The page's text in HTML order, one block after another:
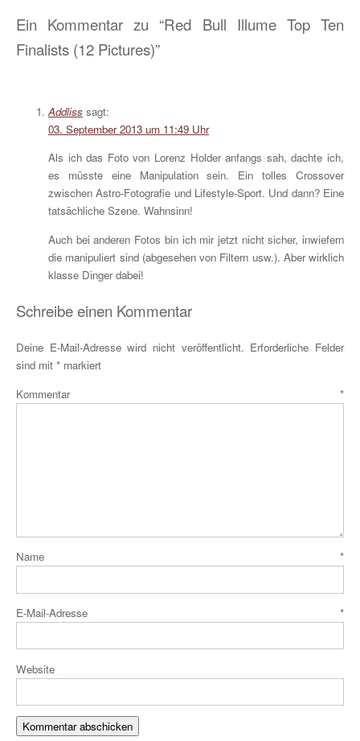
Ein Kommentar zu “Red Bull Illume Top Ten
Finalists (12 Pictures)”
Addliss sagt:
03. September 2013 um 11:49 Uhr
Als ich das Foto von Lorenz Holder anfangs sah, dachte ich,
es müsste eine Manipulation sein. Ein tolles Crossover
zwischen Astro-Fotografie und Lifestyle-Sport. Und dann? Eine
tatsächliche Szene. Wahnsinn!
Auch bei anderen Fotos bin ich mir jetzt nicht sicher, inwiefern
die manipuliert sind (abgesehen von Filtern usw.). Aber wirklich
klasse Dinger dabei!
Schreibe einen Kommentar
Deine E-Mail-Adresse wird nicht veröffentlicht. Erforderliche Felder
sind mit * markiert
Kommentar *
Name *
E-Mail-Adresse *
Website